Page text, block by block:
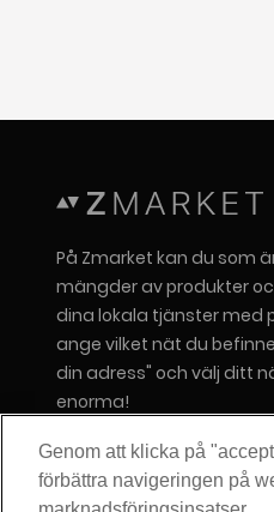
På Zmarket kan du som
mängder av produkter
dina lokala tjänster med
ange vilket nät du
din adress" och välj ditt
enorma!
Om Zitius
Press
Genom att klicka på
förbättra navigeringen på